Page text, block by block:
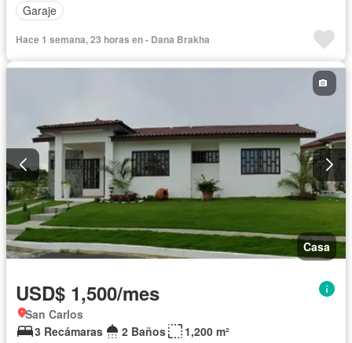
Garaje
Hace 1 semana, 23 horas en - Dana Brakha
Casa
USD$ 1,500/mes
San Carlos
3 Recámaras
2 Baños 1,200 m²